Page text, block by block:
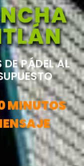
PÁDEL AL
MINUTOS